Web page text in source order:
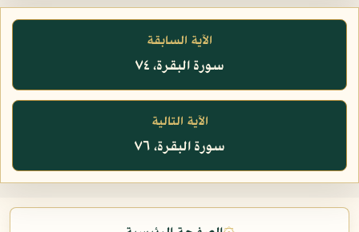
الآية السابقة
سورة البقرة، ٧٤
الآية التالية
سورة البقرة، ٧٦